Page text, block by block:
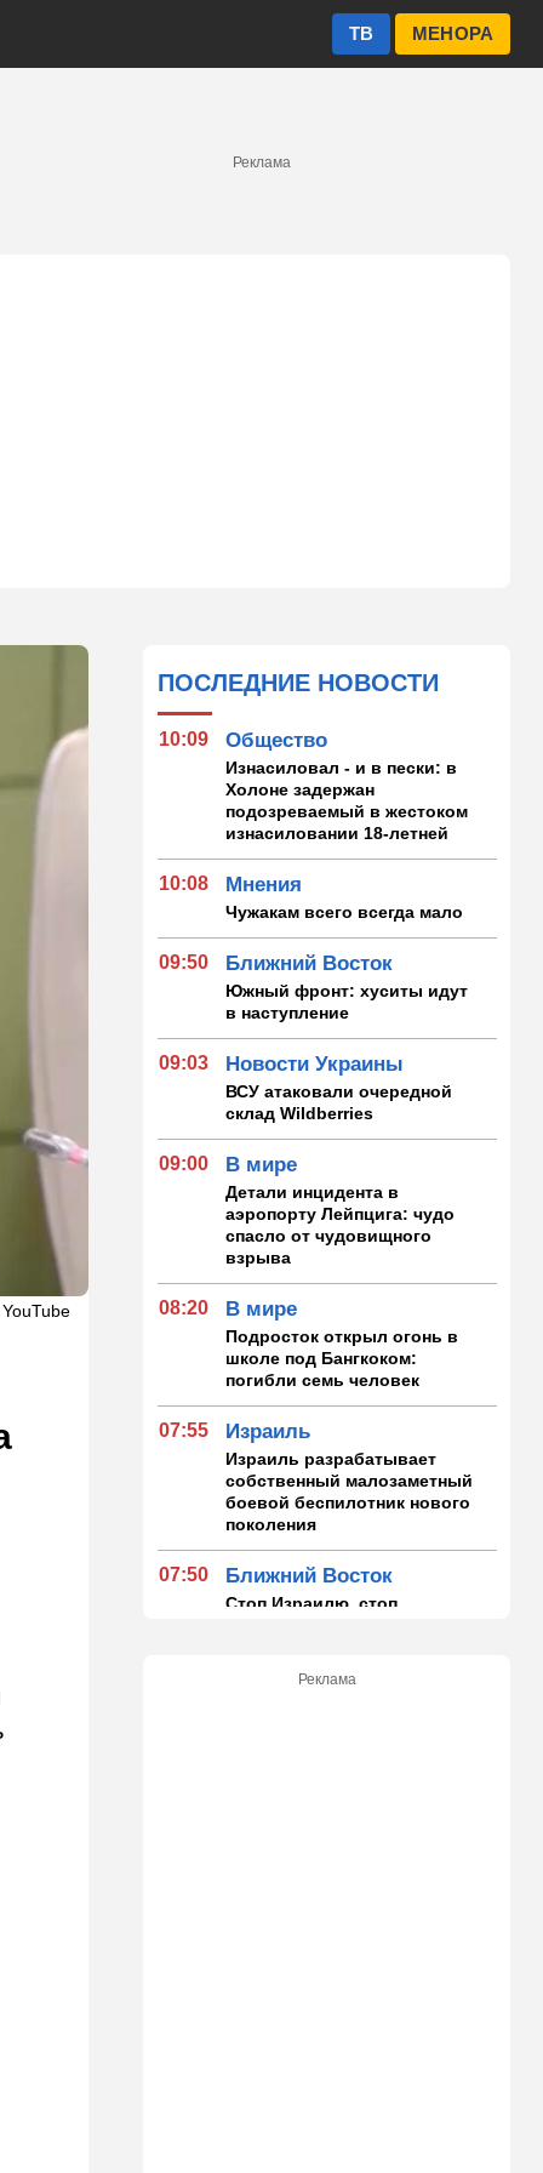
МЕНОРА
ТВ
Реклама
ПОСЛЕДНИЕ НОВОСТИ
10:09 Общество
Изнасиловал - и в пески: в
Холоне задержан
подозреваемый в жестоком
изнасиловании 18-летней
10:08 Мнения
Чужакам всего всегда мало
09:50 Ближний Восток
Южный фронт: хуситы идут
в наступление
09:03 Новости Украины
ВСУ атаковали очередной
склад Wildberries
09:00 В мире
Детали инцидента в
аэропорту Лейпцига: чудо
спасло от чудовищного
взрыва
08:20 В мире
Подросток открыл огонь в
школе под Бангкоком:
погибли семь человек
07:55 Израиль
Израиль разрабатывает
собственный малозаметный
боевой беспилотник нового
поколения
07:50 Ближний Восток
Стоп Израилю, стоп
Реклама